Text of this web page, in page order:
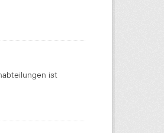
ist